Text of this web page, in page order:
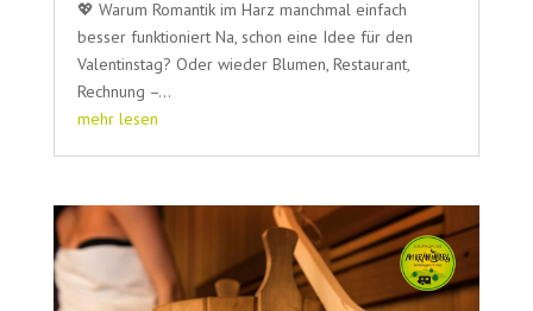
💖 Warum Romantik im Harz manchmal einfach
besser funktioniert Na, schon eine Idee für den
Valentinstag? Oder wieder Blumen, Restaurant,
Rechnung –...
mehr lesen